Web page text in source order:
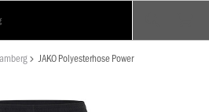
JAKO Polyesterhose Power